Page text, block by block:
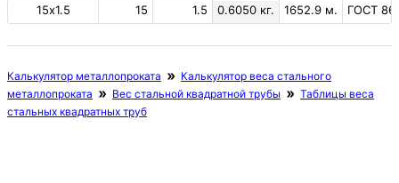
15х1.5
15 1.5 0.6050 кг. 1652.9 м. ГОСТ
Калькулятор металлопроката
Калькулятор веса стального
металлопроката
Вес стальной квадратной трубы
Таблицы веса
стальных квадратных труб